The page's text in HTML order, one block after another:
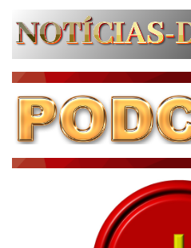
PODCAST - PONTO DE VISTA
ÚLTIMAS NOTÍCIAS
NOTÍCIAS TAMBÉM NA TELA
BRASIL MUNDO AO VIVO
JORNAL DO BRASIL